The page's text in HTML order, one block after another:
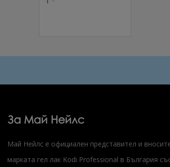
За Май Нейлс
Май Нейлс е официален представител и
марката гел лак Kodi Professional в България